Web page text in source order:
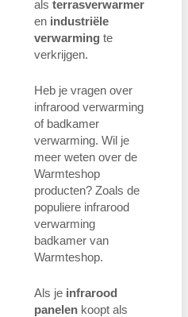
als terrasverwarmer
en industriële
verwarming te
verkrijgen.
Heb je vragen over
infrarood verwarming
of badkamer
verwarming. Wil je
meer weten over de
Warmteshop
producten? Zoals de
populiere infrarood
verwarming
badkamer van
Warmteshop.
Als je infrarood
panelen koopt als